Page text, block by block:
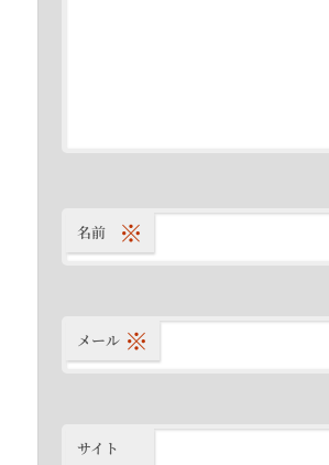
名前 ※
メール ※
サイト